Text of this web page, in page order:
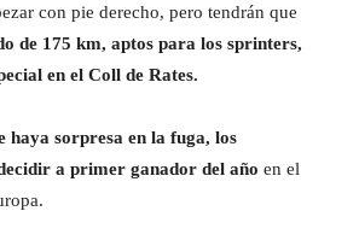
con pie derecho, pero tendrán que
de 175 km, aptos para los sprinters,
en el Coll de Rates.
haya sorpresa en la fuga, los
a primer ganador del año en el